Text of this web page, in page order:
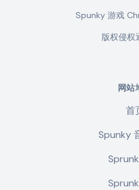
Spunky 游戏
版权侵权
网站
首
Spunky